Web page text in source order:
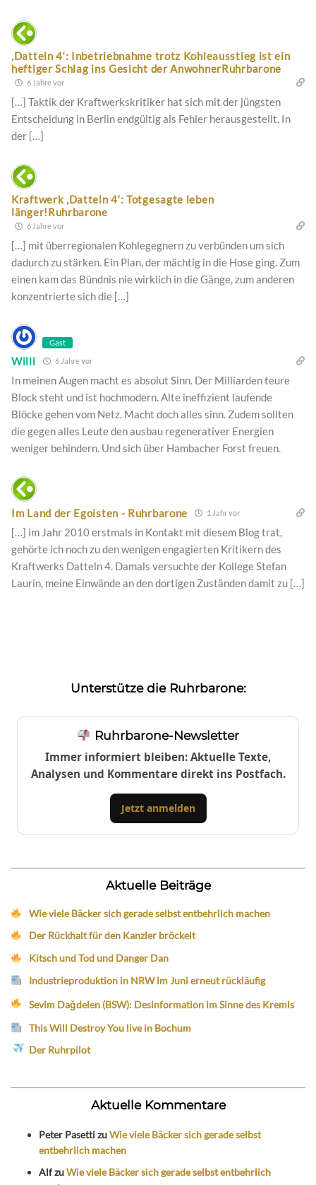
‚Datteln 4‘: Inbetriebnahme trotz Kohleausstieg ist ein
heftiger Schlag ins Gesicht der AnwohnerRuhrbarone
6 Jahre vor
[…] Taktik der Kraftwerkskritiker hat sich mit der jüngsten
Entscheidung in Berlin endgültig als Fehler herausgestellt. In
der […]
Kraftwerk ‚Datteln 4‘: Totgesagte leben
länger!Ruhrbarone
6 Jahre vor
[…] mit überregionalen Kohlegegnern zu verbünden um sich
dadurch zu stärken. Ein Plan, der mächtig in die Hose ging. Zum
einen kam das Bündnis nie wirklich in die Gänge, zum anderen
konzentrierte sich die […]
Gast
Willi 6 Jahre vor
In meinen Augen macht es absolut Sinn. Der Milliarden teure
Block steht und ist hochmodern. Alte ineffizient laufende
Blöcke gehen vom Netz. Macht doch alles sinn. Zudem sollten
die gegen alles Leute den ausbau regenerativer Energien
weniger behindern. Und sich über Hambacher Forst freuen.
Im Land der Egoisten - Ruhrbarone 1 Jahr vor
[…] im Jahr 2010 erstmals in Kontakt mit diesem Blog trat,
gehörte ich noch zu den wenigen engagierten Kritikern des
Kraftwerks Datteln 4. Damals versuchte der Kollege Stefan
Laurin, meine Einwände an den dortigen Zuständen damit zu […]
Unterstütze die Ruhrbarone:
Ruhrbarone-Newsletter
Immer informiert bleiben: Aktuelle Texte,
Analysen und Kommentare direkt ins Postfach.
Jetzt anmelden
Aktuelle Beiträge
Wie viele Bäcker sich gerade selbst entbehrlich machen
Der Rückhalt für den Kanzler bröckelt
Kitsch und Tod und Danger Dan
Industrieproduktion in NRW im Juni erneut rückläufig
Sevim Dağdelen (BSW): Desinformation im Sinne des Kremls
This Will Destroy You live in Bochum
Der Ruhrpilot
Aktuelle Kommentare
Peter PasettizuWie viele Bäcker sich gerade selbst
entbehrlich machen
AlfzuWie viele Bäcker sich gerade selbst entbehrlich